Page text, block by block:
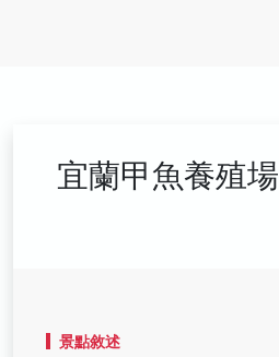
宜蘭甲魚養殖場
景點敘述